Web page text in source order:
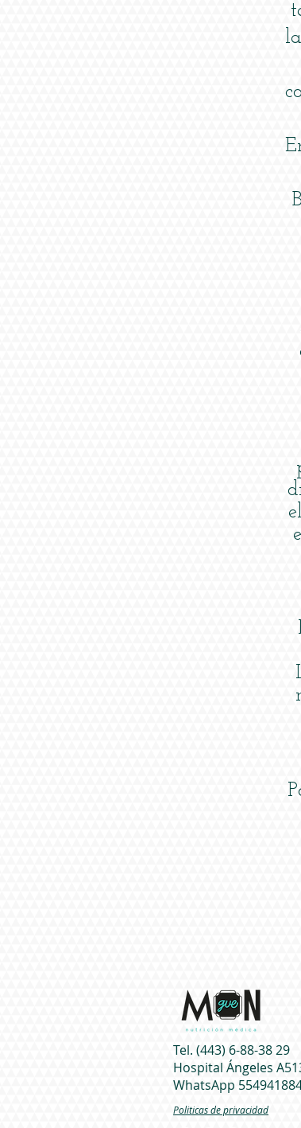
Tel. (443) 6-88-38 29
Hospital Ángeles
WhatsApp
Politicas de privacidad